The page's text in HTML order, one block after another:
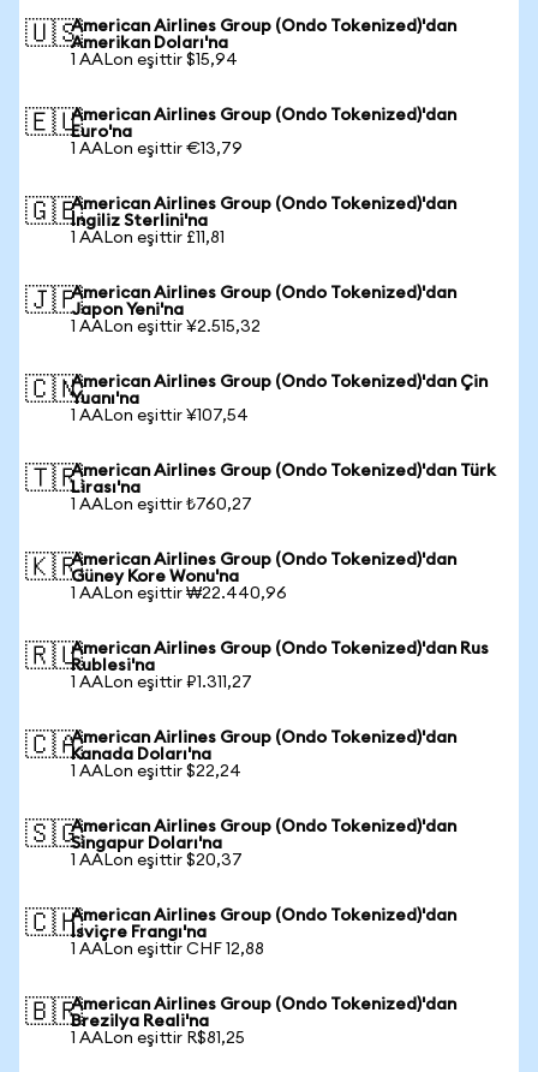
🇺🇸American Airlines Group (Ondo Tokenized)'dan
Amerikan Doları'na
1 AALon eşittir $15,94
🇪🇺American Airlines Group (Ondo Tokenized)'dan
Euro'na
1 AALon eşittir €13,79
🇬🇧American Airlines Group (Ondo Tokenized)'dan
İngiliz Sterlini'na
1 AALon eşittir £11,81
🇯🇵American Airlines Group (Ondo Tokenized)'dan
Japon Yeni'na
1 AALon eşittir ¥2.515,32
🇨🇳American Airlines Group (Ondo Tokenized)'dan Çin
Yuanı'na
1 AALon eşittir ¥107,54
🇹🇷American Airlines Group (Ondo Tokenized)'dan Türk
Lirası'na
1 AALon eşittir ₺760,27
🇰🇷American Airlines Group (Ondo Tokenized)'dan
Güney Kore Wonu'na
1 AALon eşittir ₩22.440,96
🇷🇺American Airlines Group (Ondo Tokenized)'dan Rus
Rublesi'na
1 AALon eşittir ₽1.311,27
🇨🇦American Airlines Group (Ondo Tokenized)'dan
Kanada Doları'na
1 AALon eşittir $22,24
🇸🇬American Airlines Group (Ondo Tokenized)'dan
Singapur Doları'na
1 AALon eşittir $20,37
🇨🇭American Airlines Group (Ondo Tokenized)'dan
İsviçre Frangı'na
1 AALon eşittir CHF 12,88
🇧🇷American Airlines Group (Ondo Tokenized)'dan
Brezilya Reali'na
1 AALon eşittir R$81,25